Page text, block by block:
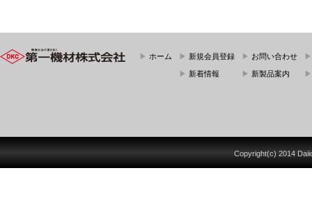
▶ ホーム ▶ 新規会員登録
▶ 新着情報
▶ お問い合わせ
▶ 新製品案内
Copyright(c) 2014